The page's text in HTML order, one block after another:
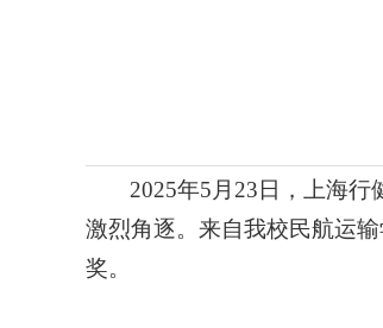
2025年5月23日，上海行
激烈角逐。来自我校民航运
奖。